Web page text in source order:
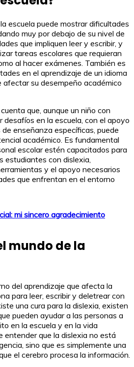
escuela puede mostrar dificultades
muy por debajo de su nivel de
que impliquen leer y escribir, y
tareas escolares que requieran
al hacer exámenes. También es
en el aprendizaje de un idioma
afectar su desempeño académico
que, aunque un niño con
en la escuela, con el apoyo
enseñanza específicas, puede
académico. Es fundamental
escolar estén capacitados para
estudiantes con dislexia,
y el apoyo necesarios
que enfrentan en el entorno
mi sincero agradecimiento
mundo de la
del aprendizaje que afecta la
para leer, escribir y deletrear con
una cura para la dislexia, existen
pueden ayudar a las personas a
en la escuela y en la vida
entender que la dislexia no está
sino que es simplemente una
el cerebro procesa la información.